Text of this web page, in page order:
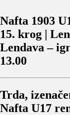
Nafta 1903
15. krog |
Lendava –
13.00
Trda,
Nafta U17